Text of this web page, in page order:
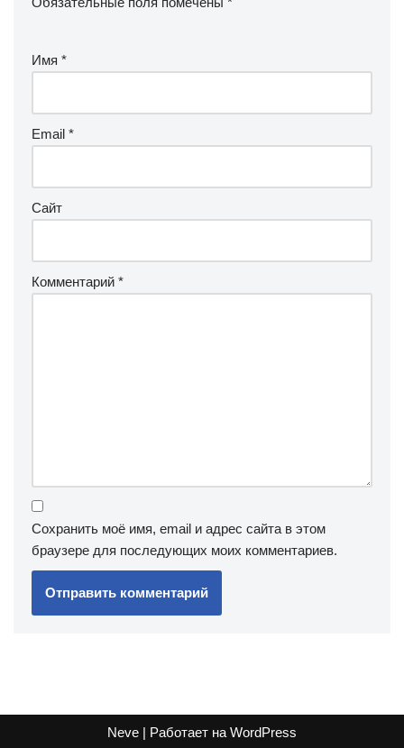
Имя *
Email *
Сайт
Комментарий *
Сохранить моё имя, email и адрес сайта в этом
браузере для последующих моих комментариев.
Neve | Работает наWordPress